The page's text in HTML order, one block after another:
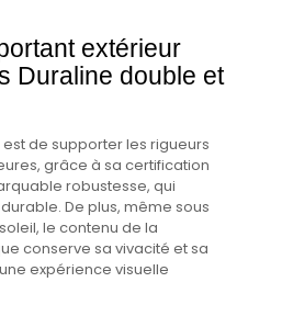
extérieur
Duraline double et
de supporter les rigueurs
grâce à sa certification
robustesse, qui
De plus, même sous
le contenu de la
conserve sa vivacité et sa
expérience visuelle